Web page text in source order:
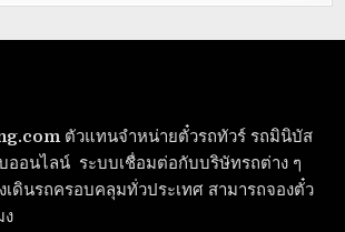
ตัวแทนจำหน่ายตั๋วรถทัวร์ รถมินิบัส
ออนไลน์ ระบบเชื่อมต่อกับบริษัทรถต่าง ๆ
เดินรถครอบคลุมทั่วประเทศ สามารถจองตั๋ว
ง